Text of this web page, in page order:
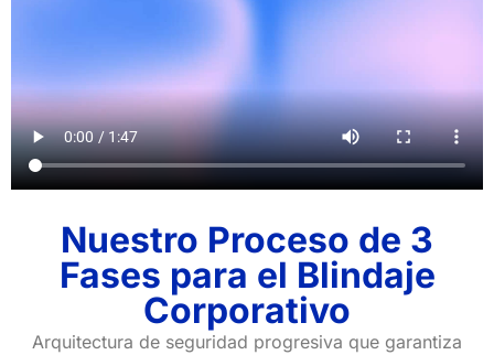
Nuestro Proceso de 3
Fases para el Blindaje
Corporativo
Arquitectura de seguridad progresiva que garantiza